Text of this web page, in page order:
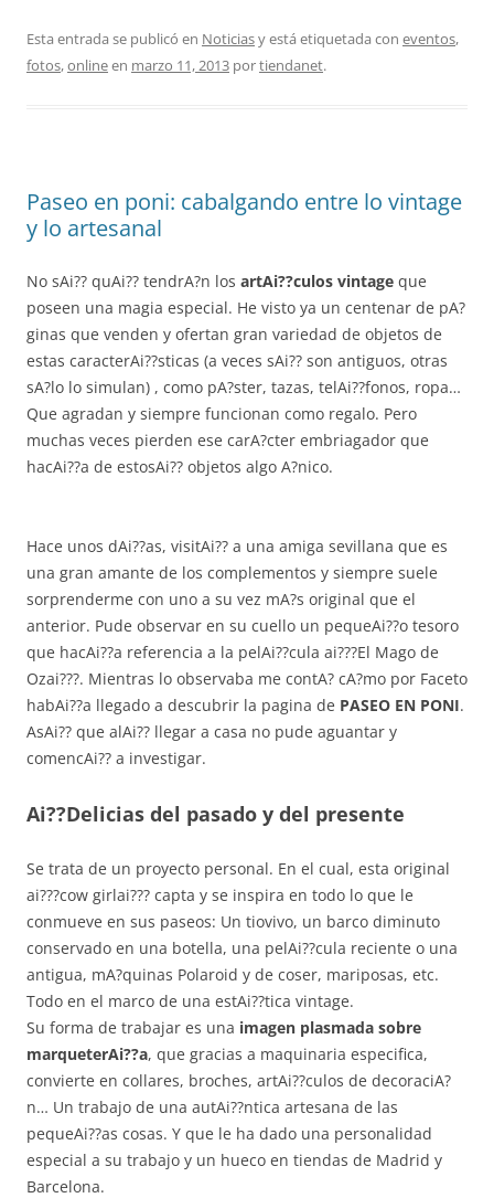
Esta entrada se publicó en Noticiasy está etiquetada con eventos,
fotos,onlineen marzo 11, 2013 portiendanet.
Paseo en poni: cabalgando entre lo vintage
y lo artesanal
No sAi?? quAi?? tendrA?n los artAi??culos vintage que
poseen una magia especial. He visto ya un centenar de pA?
ginas que venden y ofertan gran variedad de objetos de
estas caracterAi??sticas (a veces sAi?? son antiguos, otras
sA?lo lo simulan) , como pA?ster, tazas, telAi??fonos, ropa…
Que agradan y siempre funcionan como regalo. Pero
muchas veces pierden ese carA?cter embriagador que
hacAi??a de estosAi?? objetos algo A?nico.
Hace unos dAi??as, visitAi?? a una amiga sevillana que es
una gran amante de los complementos y siempre suele
sorprenderme con uno a su vez mA?s original que el
anterior. Pude observar en su cuello un pequeAi??o tesoro
que hacAi??a referencia a la pelAi??cula ai???El Mago de
Ozai???. Mientras lo observaba me contA? cA?mo por Faceto
habAi??a llegado a descubrir la pagina de PASEO EN PONI.
AsAi?? que alAi?? llegar a casa no pude aguantar y
comencAi?? a investigar.
Ai??Delicias del pasado y del presente
Se trata de un proyecto personal. En el cual, esta original
ai???cow girlai??? capta y se inspira en todo lo que le
conmueve en sus paseos: Un tiovivo, un barco diminuto
conservado en una botella, una pelAi??cula reciente o una
antigua, mA?quinas Polaroid y de coser, mariposas, etc.
Todo en el marco de una estAi??tica vintage.
Su forma de trabajar es una imagen plasmada sobre
marqueterAi??a, que gracias a maquinaria especifica,
convierte en collares, broches, artAi??culos de decoraciA?
n… Un trabajo de una autAi??ntica artesana de las
pequeAi??as cosas. Y que le ha dado una personalidad
especial a su trabajo y un hueco en tiendas de Madrid y
Barcelona.